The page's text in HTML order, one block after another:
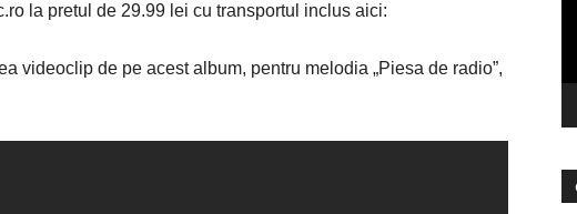
la pretul de 29.99 lei cu transportul inclus aici:
videoclip de pe acest album, pentru melodia „Piesa de radio”,